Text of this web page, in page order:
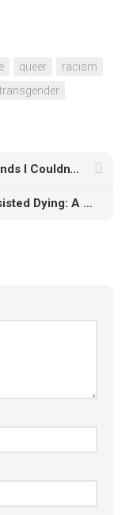
queer
racism
transgender
Andre Henry著「All the White Friends I Couldn’t Keep: Hope—and Hard Pills to Swallow—About Fighting for Black Lives」
Stephanie Green著「This Is Assisted Dying: A Doctor’s Story of Empowering Patients at the End of Life」